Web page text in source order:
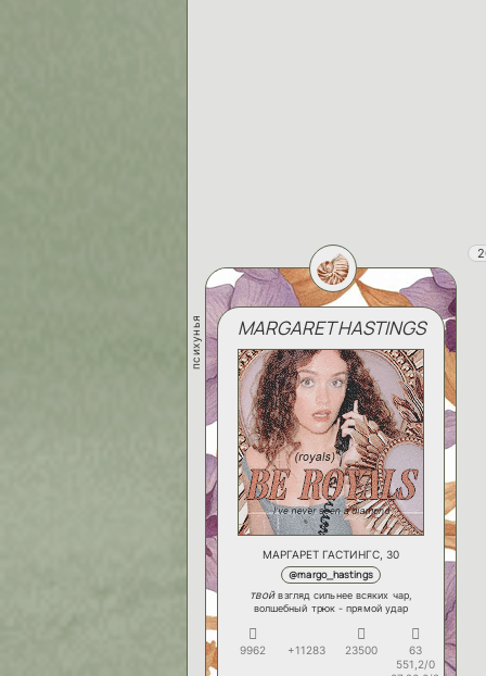
психунья MARGARET HASTINGS
МАРГАРЕТ ГАСТИНГС, 30
@margo_hastings
твойвзгляд сильнее всяких чар,
волшебный трюк - прямой удар
9962 +11283 23500
63
551,2/0